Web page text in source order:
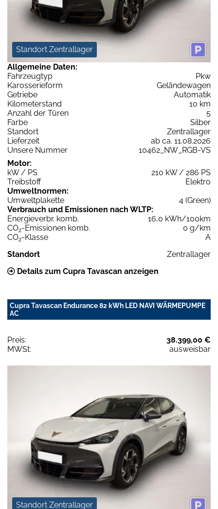
Standort Zentrallager
Allgemeine Daten:
Fahrzeugtyp
Pkw
Karosserieform
Geländewagen
Getriebe
Automatik
Kilometerstand
10 km
Anzahl der Türen
5
Farbe
Silber
Standort
Zentrallager
Lieferzeit
ab ca. 11.08.2026
Unsere Nummer
10462_NW_RGB-VS
Motor:
kW / PS
210 kW / 286 PS
Treibstoff
Elektro
Umweltnormen:
Umweltplakette
4 (Green)
Verbrauch und Emissionen nach WLTP:
Energieverbr. komb.
16,0 kWh/100km
CO2-Emissionen komb.
0 g/km
CO2-Klasse
A
Standort
Zentrallager
Details zum Cupra Tavascan anzeigen
Cupra Tavascan Endurance 82 kWh LED NAVI WÄRMEPUMPE
AC
Preis:
38.399,00 €
MWSt:
ausweisbar
Standort Zentrallager